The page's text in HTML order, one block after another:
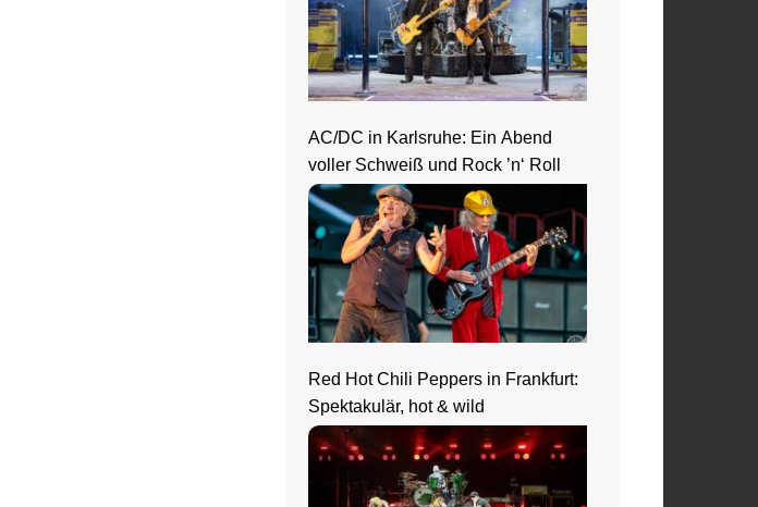
AC/DC in Karlsruhe: Ein Abend
voller Schweiß und Rock ’n‘ Roll
Red Hot Chili Peppers in Frankfurt:
Spektakulär, hot & wild